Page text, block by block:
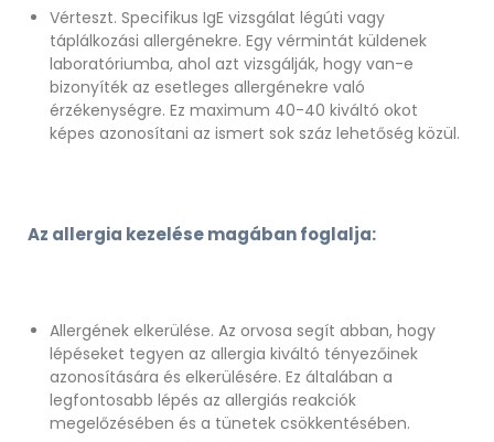
Vérteszt. Specifikus IgE vizsgálat légúti vagy
táplálkozási allergénekre. Egy vérmintát küldenek
laboratóriumba, ahol azt vizsgálják, hogy van-e
bizonyíték az esetleges allergénekre való
érzékenységre. Ez maximum 40-40 kiváltó okot
képes azonosítani az ismert sok száz lehetőség közül.
Az allergia kezelése magában foglalja:
Allergének elkerülése. Az orvosa segít abban, hogy
lépéseket tegyen az allergia kiváltó tényezőinek
azonosítására és elkerülésére. Ez általában a
legfontosabb lépés az allergiás reakciók
megelőzésében és a tünetek csökkentésében.